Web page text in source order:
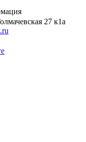
27 к1а